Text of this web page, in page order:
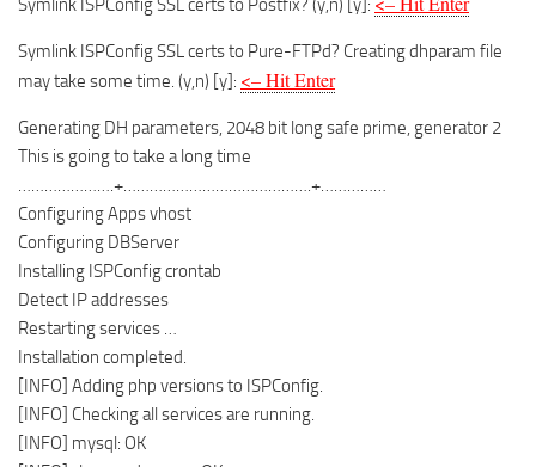
Symlink ISPConfig SSL certs to Postfix? (y,n) [y]:
Symlink ISPConfig SSL certs to Pure-FTPd? Creating dhparam file
may take some time. (y,n) [y]: <– Hit Enter
Generating DH parameters, 2048 bit long safe prime, generator 2
This is going to take a long time
………………….+…………………………………….+……………
Configuring Apps vhost
Configuring DBServer
Installing ISPConfig crontab
Detect IP addresses
Restarting services …
Installation completed.
[INFO] Adding php versions to ISPConfig.
[INFO] Checking all services are running.
[INFO] mysql: OK